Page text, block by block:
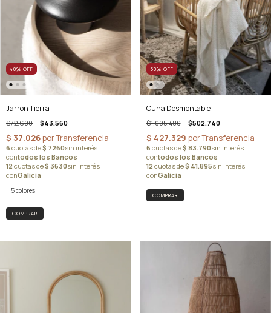
40% OFF
Jarrón Tierra
$72.600 $43.560
5 colores
COMPRAR
50% OFF
Cuna Desmontable
$1.005.480 $502.740